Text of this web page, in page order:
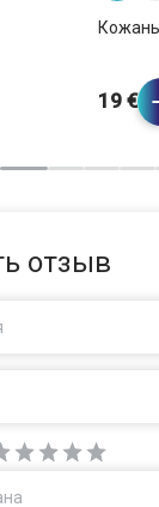
19 €
отзыв